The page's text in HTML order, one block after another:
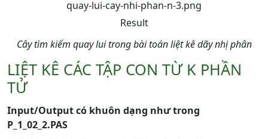
Result
Cây tìm kiếm quay lui trong bài toán liệt kê dãy nhị phân
LIỆT KÊ CÁC TẬP CON TỪ K PHẦN
TỬ
Input/Output có khuôn dạng như trong
P_1_02_2.PAS